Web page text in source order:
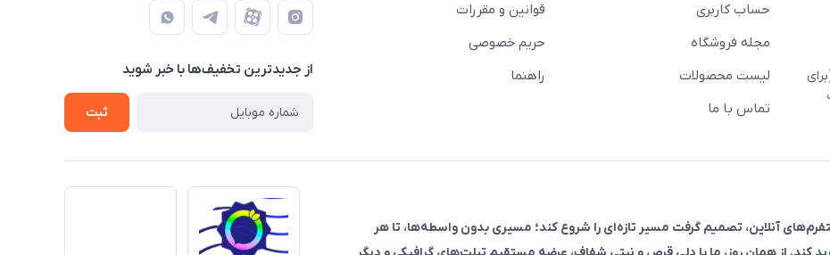
حساب کاربری
مجله فروشگاه
لیست محصولات
تماس با ما
قوانین و مقررات
حریم خصوصی
راهنما
از جدید‌ترین تخفیف‌ها با‌ خبر شوید
ثبت
فروش در پلتفرم‌های آنلاین، تصمیم گرفت مسیر تازه‌ای را شروع کند؛ مسیری بدون واسطه‌ها، تا هر